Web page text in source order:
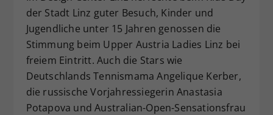
der Stadt Linz guter Besuch, Kinder und
Jugendliche unter 15 Jahren genossen die
Stimmung beim Upper Austria Ladies Linz bei
freiem Eintritt. Auch die Stars wie
Deutschlands Tennismama Angelique Kerber,
die russische Vorjahressiegerin Anastasia
Potapova und Australian-Open-Sensationsfrau
Zweck
Dieser Wert speichert Ihre Consent-
Einstellungen. Unter anderem eine
zufällig generierte ID, für die
historische Speicherung Ihrer
Webseiten-Betreiber dies eingestellt
hat.